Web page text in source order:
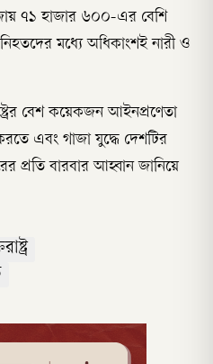
৭১ হাজার ৬০০-এর বেশি
মধ্যে অধিকাংশই নারী ও
বেশ কয়েকজন আইনপ্রণেতা
এবং গাজা যুদ্ধে দেশটির
প্রতি বারবার আহ্বান জানিয়ে